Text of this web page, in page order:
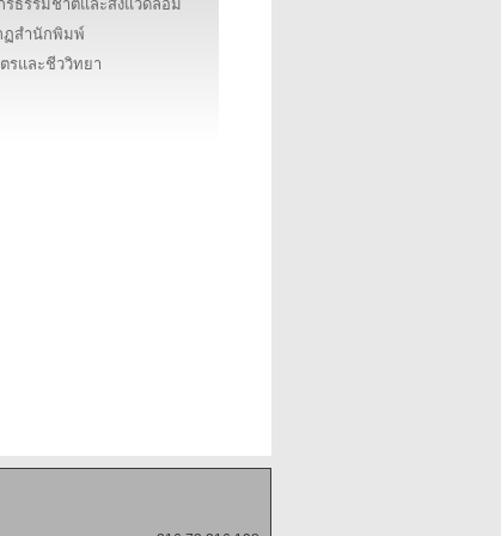
รธรรมชาติและสิ่งแวดล้อม
ฏสำนักพิมพ์
รและชีววิทยา